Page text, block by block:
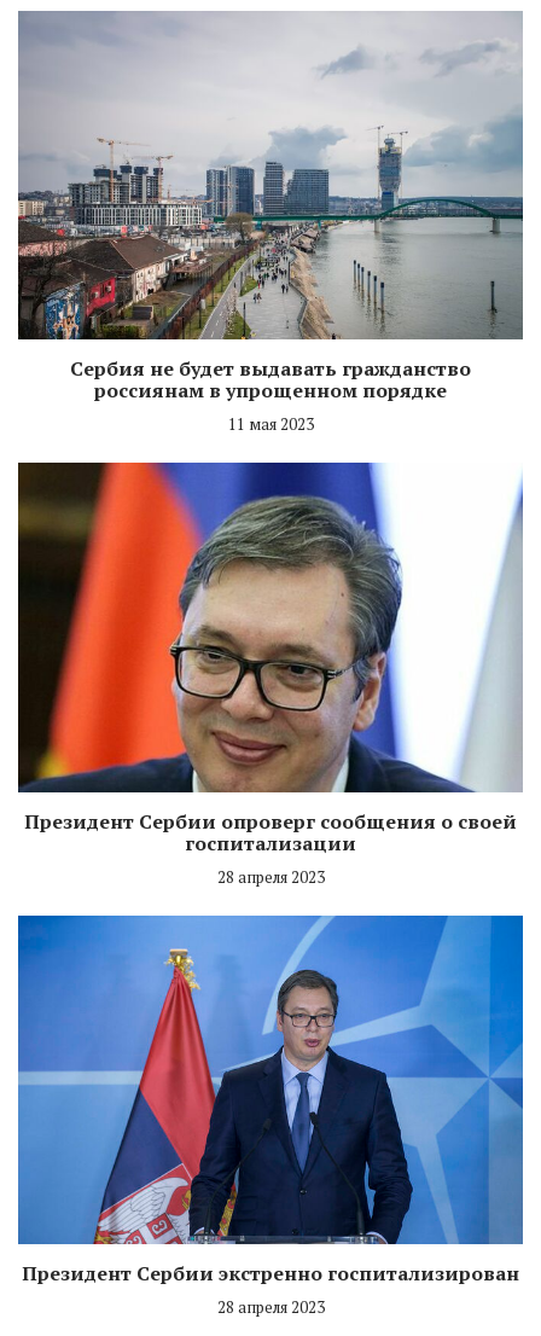
Сербия не будет выдавать гражданство
россиянам в упрощенном порядке
11 мая 2023
Президент Сербии опроверг сообщения о своей
госпитализации
28 апреля 2023
Президент Сербии экстренно госпитализирован
28 апреля 2023